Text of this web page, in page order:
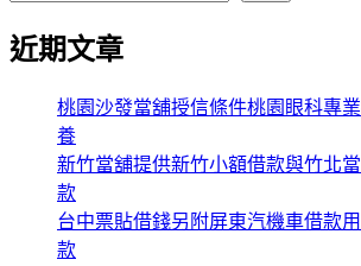
頁
近期文章
桃園沙發當舖授信條件桃園眼科專
養
新竹當舖提供新竹小額借款與竹北
款
台中票貼借錢另附屏東汽機車借款
款